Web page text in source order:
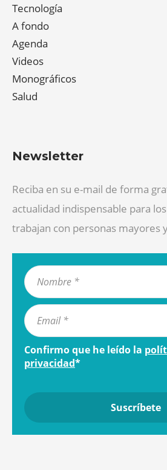
Tecnología
A fondo
Agenda
Videos
Monográficos
Salud
Newsletter
Reciba en su e-mail de forma
actualidad indispensable para
trabajan con personas mayores
Confirmo que he leído la
privacidad*